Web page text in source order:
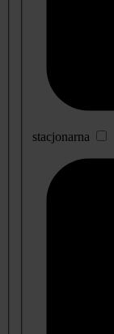
stacjonarna